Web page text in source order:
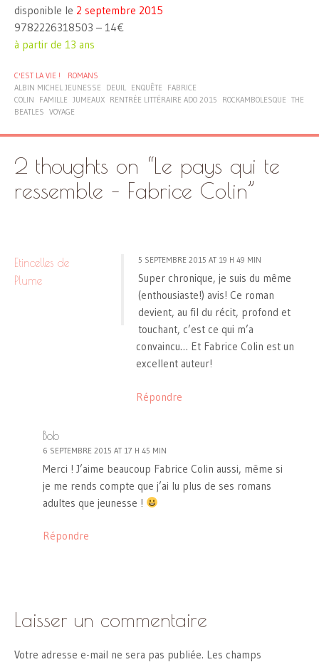
disponible le 2 septembre 2015
9782226318503 – 14€
à partir de 13 ans
C'EST LA VIE !
ROMANS
ALBIN MICHEL JEUNESSE
DEUIL ENQUÊTE
FABRICE
COLIN
FAMILLE JUMEAUX RENTRÉE LITTÉRAIRE ADO 2015 ROCKAMBOLESQUE THE
BEATLES VOYAGE
2 thoughts on “Le pays qui te
ressemble – Fabrice Colin”
Etincelles de
Plume
5 SEPTEMBRE 2015 AT 19 H 49 MIN
Super chronique, je suis du même
(enthousiaste!) avis! Ce roman
devient, au fil du récit, profond et
touchant, c’est ce qui m’a
convaincu… Et Fabrice Colin est un
excellent auteur!
Répondre
Bob
6 SEPTEMBRE 2015 AT 17 H 45 MIN
Merci ! J’aime beaucoup Fabrice Colin aussi, même si
je me rends compte que j’ai lu plus de ses romans
adultes que jeunesse !
Répondre
Laisser un commentaire
Votre adresse e-mail ne sera pas publiée. Les champs